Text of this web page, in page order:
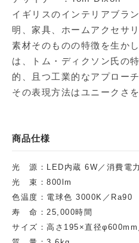
イギリスのインテリアブラ
明、家具、ホームアクセサ
素材そのものの特徴を生か
は、トム・ディクソン氏の
的、且つ工業的なアプロー
その表現方法はユニークさ
商品仕様
光 源：LED内蔵 6W／消費電
光 束：800lm
色温度：電球色 3000K／Ra90
寿 命：25,000時間
サイズ：高さ195×直径